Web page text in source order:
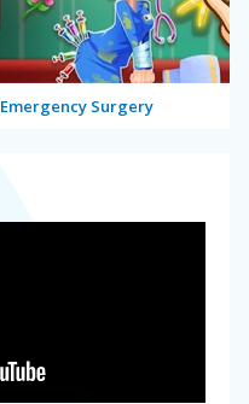
Emergency Surgery